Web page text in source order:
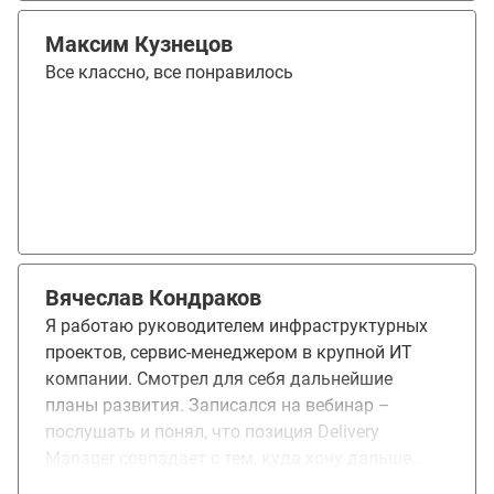
задания можно сразу выполнить на практике в
команде. Темы в курсе были понятны.
Максим Кузнецов
Все классно, все понравилось
Вячеслав Кондраков
Я работаю руководителем инфраструктурных
проектов, сервис-менеджером в крупной ИТ
компании. Смотрел для себя дальнейшие
планы развития. Записался на вебинар –
послушать и понял, что позиция Delivery